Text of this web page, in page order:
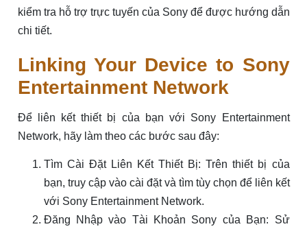
kiểm tra hỗ trợ trực tuyến của Sony để được hướng dẫn
chi tiết.
Linking Your Device to Sony
Entertainment Network
Để liên kết thiết bị của bạn với Sony Entertainment
Network, hãy làm theo các bước sau đây:
Tìm Cài Đặt Liên Kết Thiết Bị: Trên thiết bị của
bạn, truy cập vào cài đặt và tìm tùy chọn để liên kết
với Sony Entertainment Network.
Đăng Nhập vào Tài Khoản Sony của Bạn: Sử